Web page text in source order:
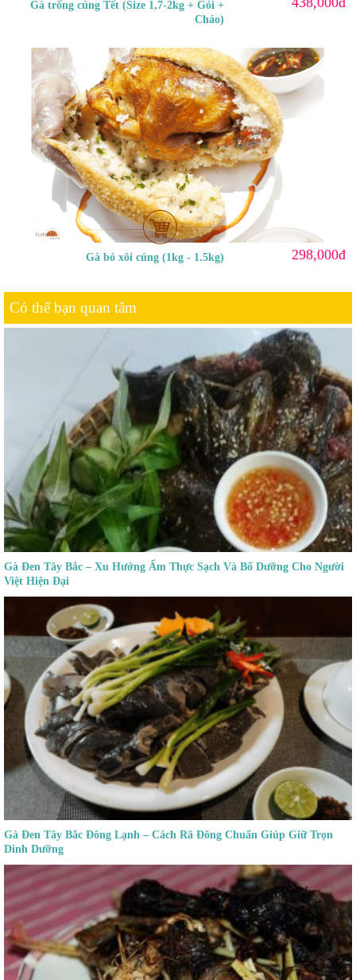
Gà trống cúng Tết (Size 1,7-2kg + Gỏi +
Cháo)
Gà bó xôi cúng (1kg - 1.5kg) 298,000đ
Có thể bạn quan tâm
Gà Đen Tây Bắc – Xu Hướng Ẩm Thực Sạch Và Bổ Dưỡng Cho Người
Việt Hiện Đại
Gà Đen Tây Bắc Đông Lạnh – Cách Rã Đông Chuẩn Giúp Giữ Trọn
Dinh Dưỡng